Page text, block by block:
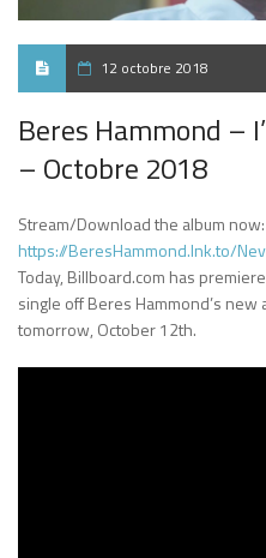
12 octobre 2018
Beres Hammond –
– Octobre 2018
Stream/Download the album now:
https://BeresHammond.lnk.to/
Today, Billboard.com has
single off Beres Hammond’s new
tomorrow, October 12th.